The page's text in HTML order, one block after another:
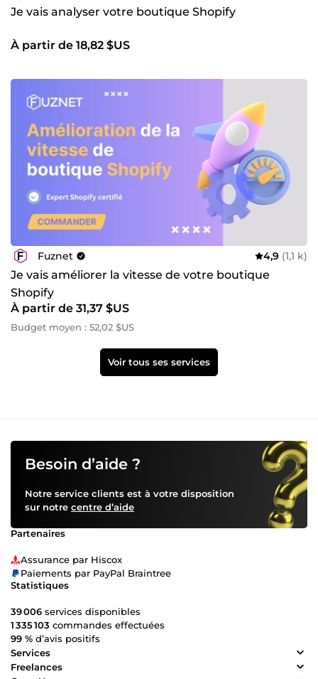
Je vais analyser votre boutique Shopify
À partir de 18,82 $US
Fuznet 4,9 (1,1 k)
Je vais améliorer la vitesse de votre boutique
Shopify
À partir de 31,37 $US
Budget moyen : 52,02 $US
Voir tous ses services
Besoin d’aide ?
Notre service clients est à votre disposition
sur notre centre d’aide
Partenaires
Assurance par Hiscox
Paiements par PayPal Braintree
Statistiques
39 006 services disponibles
1 335 103 commandes effectuées
99 % d’avis positifs
Services
Freelances